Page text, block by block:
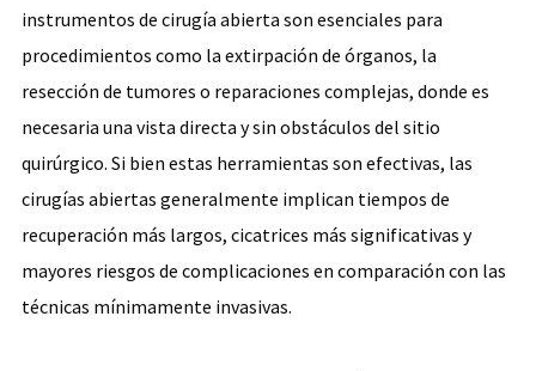
instrumentos de cirugía abierta son esenciales para
procedimientos como la extirpación de órganos, la
resección de tumores o reparaciones complejas, donde es
necesaria una vista directa y sin obstáculos del sitio
quirúrgico. Si bien estas herramientas son efectivas, las
cirugías abiertas generalmente implican tiempos de
recuperación más largos, cicatrices más significativas y
mayores riesgos de complicaciones en comparación con las
técnicas mínimamente invasivas.